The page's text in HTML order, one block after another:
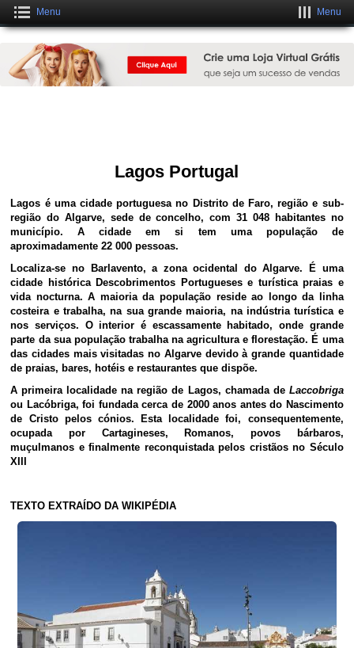
Menu Menu
Lagos Portugal
Lagos é uma cidade portuguesa no Distrito de Faro, região e sub-
região do Algarve, sede de concelho, com 31 048 habitantes no
município. A cidade em si tem uma população de
aproximadamente 22 000 pessoas.
Localiza-se no Barlavento, a zona ocidental do Algarve. É uma
cidade histórica Descobrimentos Portugueses e turística praias e
vida nocturna. A maioria da população reside ao longo da linha
costeira e trabalha, na sua grande maioria, na indústria turística e
nos serviços. O interior é escassamente habitado, onde grande
parte da sua população trabalha na agricultura e florestação. É uma
das cidades mais visitadas no Algarve devido à grande quantidade
de praias, bares, hotéis e restaurantes que dispõe.
A primeira localidade na região de Lagos, chamada de Laccobriga
ou Lacóbriga, foi fundada cerca de 2000 anos antes do Nascimento
de Cristo pelos cónios. Esta localidade foi, consequentemente,
ocupada por Cartagineses, Romanos, povos bárbaros,
muçulmanos e finalmente reconquistada pelos cristãos no Século
XIII
TEXTO EXTRAÍDO DA WIKIPÉDIA
Crie um Site Grátis Fantástico